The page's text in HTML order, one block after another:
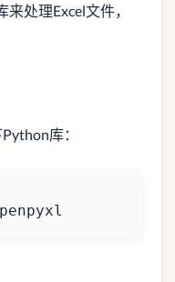
来处理Excel文件，
库：